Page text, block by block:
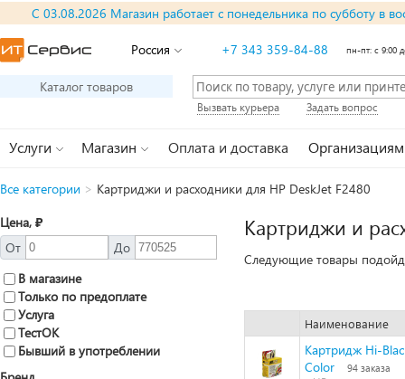
С 03.08.2026 Магазин работает с понедельника по субботу в
Россия +7 343 359-84-88 пн-пт: с 9:00
Каталог товаров
Вызвать курьера Задать вопрос
Услуги Магазин Оплата и доставка Организациям
Все категории > Картриджи и расходники для HP DeskJet F2480
Цена, ₽
От
До
В магазине
Только по предоплате
Услуга
ТестОК
Бывший в употреблении
Картриджи и
Следующие товары
Наименование
Картридж Hi-
Color
94 заказа